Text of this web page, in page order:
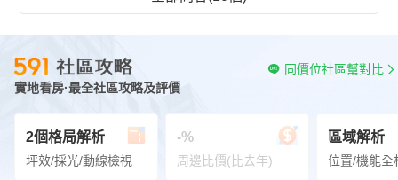
實地看房·最全社區攻略及評價
同價位社區幫對比
2個格局解析
坪效/採光/動線檢視
-%
周邊比價(比去年)
區域解析
位置/機能全